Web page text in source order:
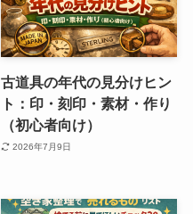
古道具の年代の見分けヒン
ト：印・刻印・素材・作り
（初心者向け）
2026年7月9日